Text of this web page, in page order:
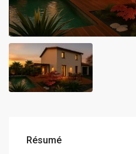
Résumé